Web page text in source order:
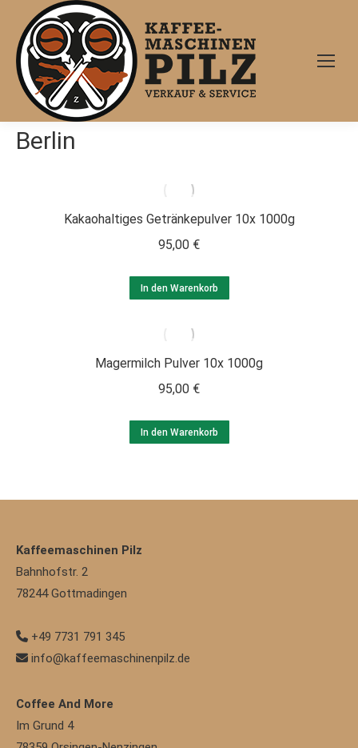
Berlin
Kakaohaltiges Getränkepulver 10x 1000g
95,00 €
In den Warenkorb
Magermilch Pulver 10x 1000g
95,00 €
In den Warenkorb
Kaffeemaschinen Pilz
Bahnhofstr. 2
78244 Gottmadingen
+49 7731 791 345
info@kaffeemaschinenpilz.de
Coffee And More
Im Grund 4